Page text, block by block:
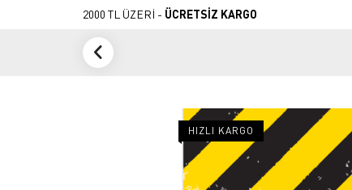
2000 TL ÜZERİ - ÜCRETSİZ KARGO
HIZLI KARGO